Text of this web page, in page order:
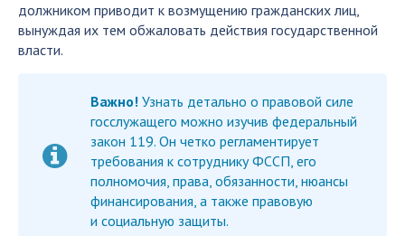
должником приводит к возмущению гражданских лиц,
вынуждая их тем обжаловать действия государственной
власти.
Важно! Узнать детально о правовой силе
госслужащего можно изучив федеральный
закон 119. Он четко регламентирует
требования к сотруднику ФССП, его
полномочия, права, обязанности, нюансы
финансирования, а также правовую
и социальную защиты.